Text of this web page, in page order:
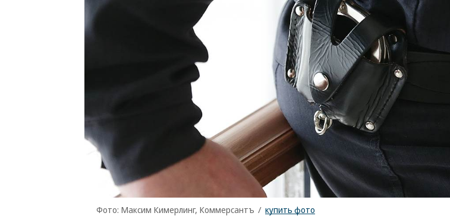
Фото: Максим Кимерлинг, Коммерсантъ / купить фото